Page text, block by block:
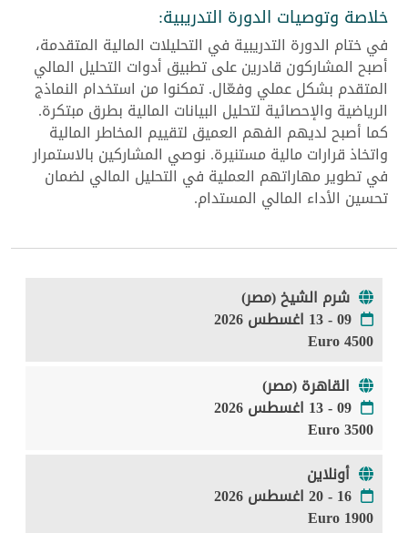
خلاصة وتوصيات الدورة التدريبية:
في ختام الدورة التدريبية في التحليلات المالية المتقدمة،
أصبح المشاركون قادرين على تطبيق أدوات التحليل المالي
المتقدم بشكل عملي وفعّال. تمكنوا من استخدام النماذج
الرياضية والإحصائية لتحليل البيانات المالية بطرق مبتكرة.
كما أصبح لديهم الفهم العميق لتقييم المخاطر المالية
واتخاذ قرارات مالية مستنيرة. نوصي المشاركين بالاستمرار
في تطوير مهاراتهم العملية في التحليل المالي لضمان
تحسين الأداء المالي المستدام.
شرم الشيخ (مصر)
09 - 13 اغسطس 2026
4500 Euro
القاهرة (مصر)
09 - 13 اغسطس 2026
3500 Euro
أونلاين
16 - 20 اغسطس 2026
1900 Euro